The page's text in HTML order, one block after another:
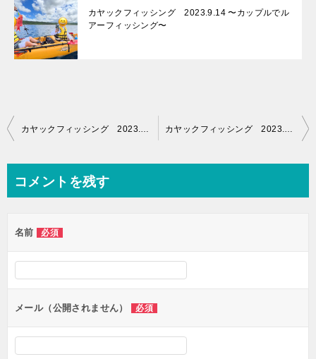
カヤックフィッシング 2023.9.14 〜カップルでル
アーフィッシング〜
投
ビ
ー
シ
ン
カヤックフィッシング 2023.1.30 〜イシミーバイ連発！女性釣りユーチューバー〜 カヤックフィッシング 2023.2.6 〜東京からご参加。ルアーでいろいろゲット！〜
コメントを残す
名前 必須
メール（公開されません） 必須